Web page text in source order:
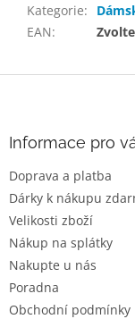
Kategorie:
EAN:
Informace pro
Doprava a platba
Dárky k nákupu
Velikosti zboží
Nákup na splátky
Nakupte u nás
Poradna
Obchodní podmínky